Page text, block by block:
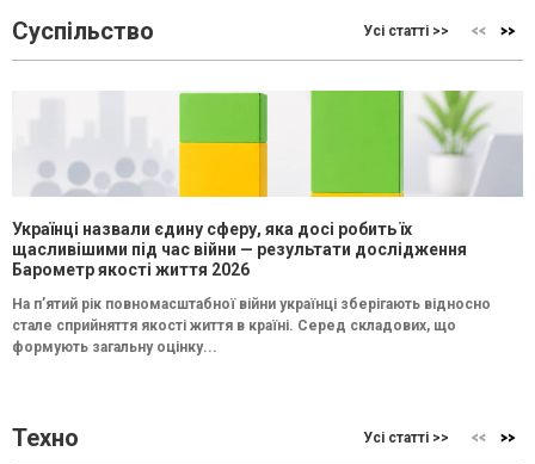
Суспільство Усі статті >>
Українці назвали єдину сферу, яка досі робить їх
щасливішими під час війни — результати дослідження
Барометр якості життя 2026
На п’ятий рік повномасштабної війни українці зберігають відносно
стале сприйняття якості життя в країні. Серед складових, що
формують загальну оцінку...
Техно Усі статті >>